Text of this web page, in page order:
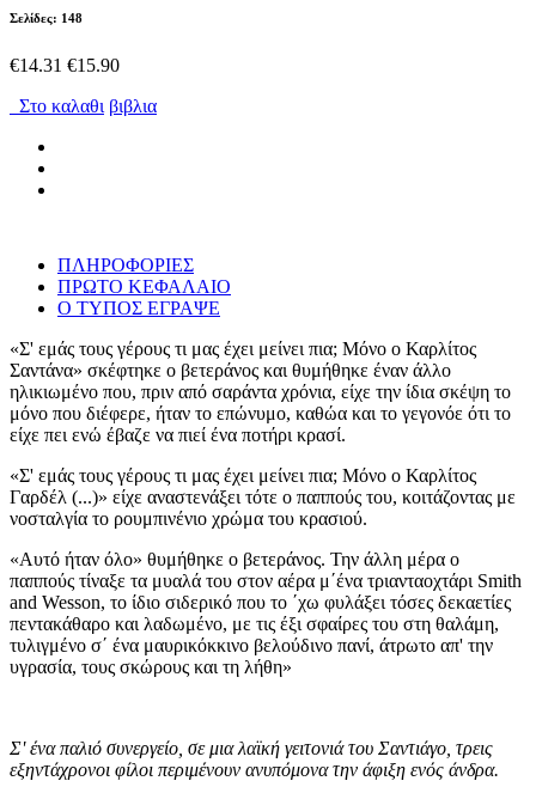
Σελίδες: 148
€14.31 €15.90
Στο καλαθι βιβλια
ΠΛΗΡΟΦΟΡΙΕΣ
ΠΡΩΤΟ ΚΕΦΑΛΑΙΟ
Ο ΤΥΠΟΣ ΕΓΡΑΨΕ
«Σ' εμάς τους γέρους τι μας έχει μείνει πια; Μόνο ο Καρλίτος
Σαντάνα» σκέφτηκε ο βετεράνος και θυμήθηκε έναν άλλο
ηλικιωμένο που, πριν από σαράντα χρόνια, είχε την ίδια σκέψη το
μόνο που διέφερε, ήταν το επώνυμο, καθώα και το γεγονόε ότι το
είχε πει ενώ έβαζε να πιεί ένα ποτήρι κρασί.
«Σ' εμάς τους γέρους τι μας έχει μείνει πια; Μόνο ο Καρλίτος
Γαρδέλ (...)» είχε αναστενάξει τότε ο παππούς του, κοιτάζοντας με
νοσταλγία το ρουμπινένιο χρώμα του κρασιού.
«Αυτό ήταν όλο» θυμήθηκε ο βετεράνος. Την άλλη μέρα ο
παππούς τίναξε τα μυαλά του στον αέρα μ΄ένα τριανταοχτάρι Smith
and Wesson, το ίδιο σιδερικό που το ΄χω φυλάξει τόσες δεκαετίες
πεντακάθαρο και λαδωμένο, με τις έξι σφαίρες του στη θαλάμη,
τυλιγμένο σ΄ ένα μαυρικόκκινο βελούδινο πανί, άτρωτο απ' την
υγρασία, τους σκώρους και τη λήθη»
Σ' ένα παλιό συνεργείο, σε μια λαϊκή γειτονιά του Σαντιάγο, τρεις
εξηντάχρονοι φίλοι περιμένουν ανυπόμονα την άφιξη ενός άνδρα.